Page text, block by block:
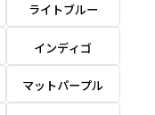
ライトブルー
インディゴ
マットパープル
をご指定くだ
イン画のファ
最近、注文が増
最近、注文が増
書きください
Aバナー用チチ
（上2下2）